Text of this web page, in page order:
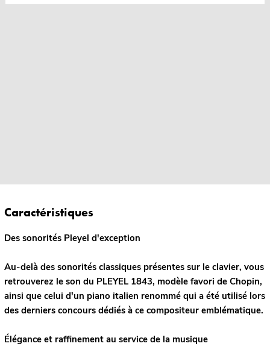
Caractéristiques
Des sonorités Pleyel d'exception
Au-delà des sonorités classiques présentes sur le clavier, vous
retrouverez le son du PLEYEL 1843, modèle favori de Chopin,
ainsi que celui d'un piano italien renommé qui a été utilisé lors
des derniers concours dédiés à ce compositeur emblématique.
Élégance et raffinement au service de la musique